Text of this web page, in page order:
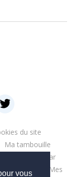
vous
du site
Ma tambouille
Par
table Mes